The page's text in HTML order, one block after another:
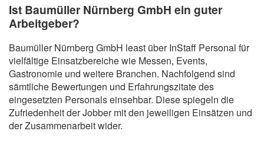
Ist Baumüller Nürnberg GmbH ein guter
Arbeitgeber?
Baumüller Nürnberg GmbH least über InStaff Personal für
vielfältige Einsatzbereiche wie Messen, Events,
Gastronomie und weitere Branchen. Nachfolgend sind
sämtliche Bewertungen und Erfahrungszitate des
eingesetzten Personals einsehbar. Diese spiegeln die
Zufriedenheit der Jobber mit den jeweiligen Einsätzen und
der Zusammenarbeit wider.